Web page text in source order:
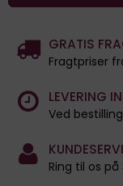
GRATIS
Fragtpriser
LEVERING
Ved
Ring til os på